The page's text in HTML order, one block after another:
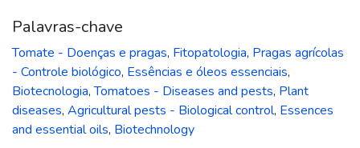
Palavras-chave
Tomate - Doenças e pragas, Fitopatologia, Pragas agrícolas
- Controle biológico, Essências e óleos essenciais,
Biotecnologia,Tomatoes - Diseases and pests, Plant
diseases, Agricultural pests - Biological control, Essences
and essential oils, Biotechnology